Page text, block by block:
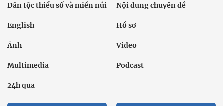
Dân tộc thiểu số và miền núi Nội dung chuyên đề
English Hồ sơ
Ảnh Video
Multimedia Podcast
24h qua